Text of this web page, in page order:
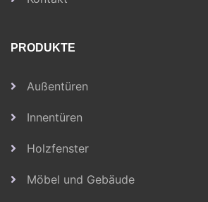
PRODUKTE
Außentüren
Innentüren
Holzfenster
Möbel und Gebäude